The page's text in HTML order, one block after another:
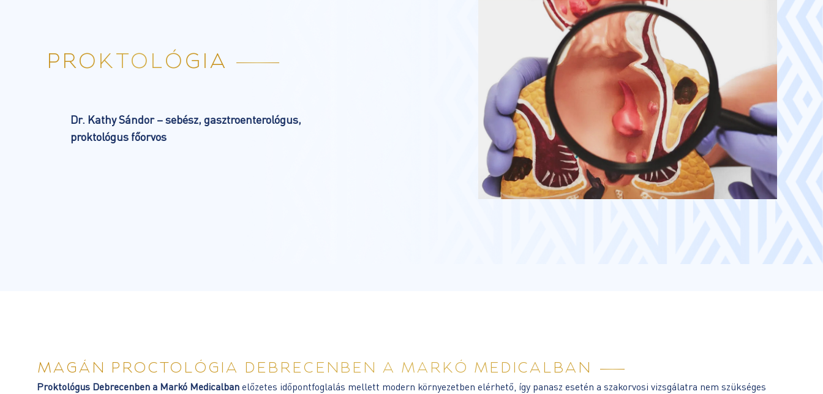
PROKTOLÓGIA
Dr. Kathy Sándor – sebész, gasztroenterológus,
proktológus főorvos
MAGÁN PROCTOLÓGIA DEBRECENBEN A MARKÓ MEDICALBAN
Proktológus Debrecenben a Markó Medicalban előzetes időpontfoglalás mellett modern környezetben elérhető, így panasz esetén a szakorvosi vizsgálatra nem szükséges